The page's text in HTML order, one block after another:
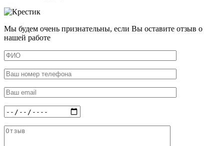
Мы будем очень признательны, если Вы оставите отзыв о
нашей работе